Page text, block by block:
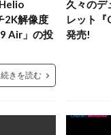
2K解像度
Air」の投
続きを読む
久々のデ
レット『
発売!